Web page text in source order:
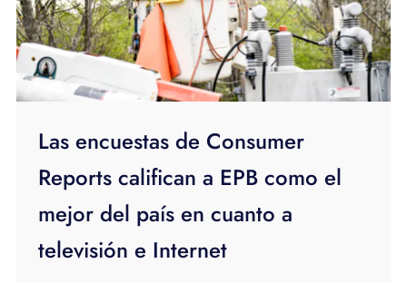
Las encuestas de Consumer
Reports califican a EPB como el
mejor del país en cuanto a
televisión e Internet